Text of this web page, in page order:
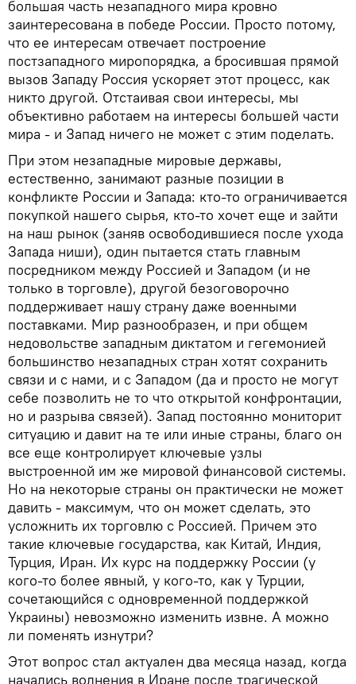
большая часть незападного мира кровно
заинтересована в победе России. Просто потому,
что ее интересам отвечает построение
постзападного миропорядка, а бросившая прямой
вызов Западу Россия ускоряет этот процесс, как
никто другой. Отстаивая свои интересы, мы
объективно работаем на интересы большей части
мира - и Запад ничего не может с этим поделать.
При этом незападные мировые державы,
естественно, занимают разные позиции в
конфликте России и Запада: кто-то ограничивается
покупкой нашего сырья, кто-то хочет еще и зайти
на наш рынок (заняв освободившиеся после ухода
Запада ниши), один пытается стать главным
посредником между Россией и Западом (и не
только в торговле), другой безоговорочно
поддерживает нашу страну даже военными
поставками. Мир разнообразен, и при общем
недовольстве западным диктатом и гегемонией
большинство незападных стран хотят сохранить
связи и с нами, и с Западом (да и просто не могут
себе позволить не то что открытой конфронтации,
но и разрыва связей). Запад постоянно мониторит
ситуацию и давит на те или иные страны, благо он
все еще контролирует ключевые узлы
выстроенной им же мировой финансовой системы.
Но на некоторые страны он практически не может
давить - максимум, что он может сделать, это
усложнить их торговлю с Россией. Причем это
такие ключевые государства, как Китай, Индия,
Турция, Иран. Их курс на поддержку России (у
кого-то более явный, у кого-то, как у Турции,
сочетающийся с одновременной поддержкой
Украины) невозможно изменить извне. А можно
ли поменять изнутри?
Этот вопрос стал актуален два месяца назад, когда
начались волнения в Иране после трагической